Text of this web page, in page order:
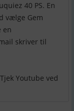
40 PS. En
vælge Gem
en
skriver til
Youtube ved